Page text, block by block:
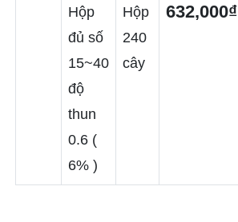
Hộp
đủ số
15~40
độ
thun
0.6 (
6% )
Hộp
240
cây
632,000₫